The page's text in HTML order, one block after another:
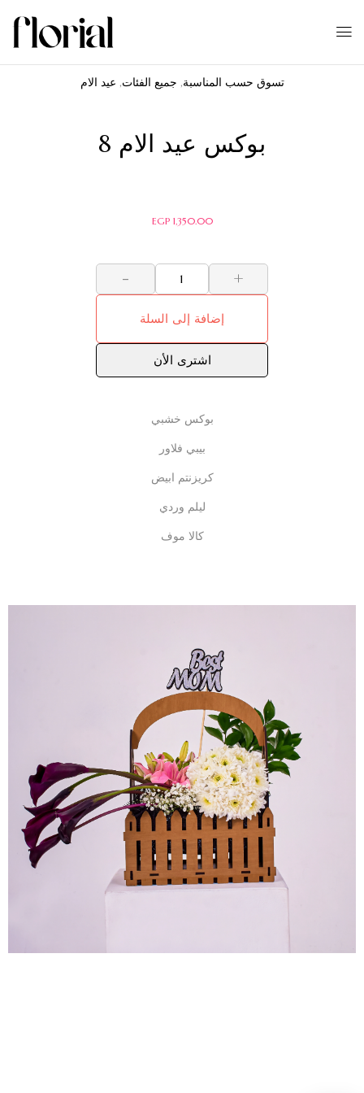
تسوق حسب المناسبة, جميع الفئات, عيد الام
بوكس عيد الام 8
1,350.00
EGP
+
-
إضافة إلى السلة
اشترى الأن
بوكس خشبي
بيبي فلاور
كريزنتم ابيض
ليلم وردي
كالا موف